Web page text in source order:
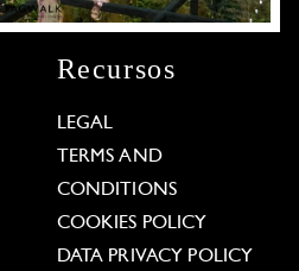
Recursos
LEGAL
TERMS AND
CONDITIONS
COOKIES POLICY
DATA PRIVACY POLICY